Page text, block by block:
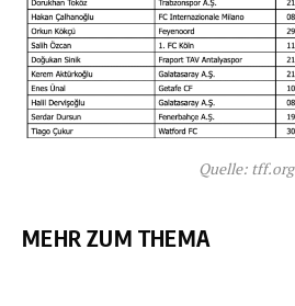
Quelle: tff.org
MEHR ZUM THEMA